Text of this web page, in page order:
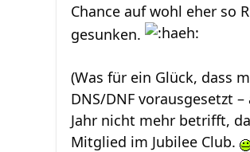
Chance auf wohl eher so
gesunken.
(Was für ein Glück, dass
DNS/DNF vorausgesetzt
Jahr nicht mehr betrifft,
Mitglied im Jubilee Club.